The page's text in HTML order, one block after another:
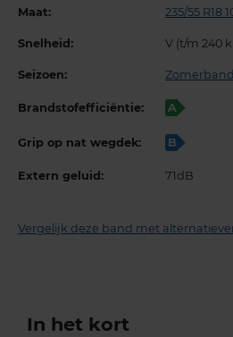
Maat: 235/55 R18
Snelheid: V (t/m 240
Seizoen:
Brandstofefficiëntie: A
Grip op nat wegdek: B
Extern geluid: 71dB
Vergelijk deze band met
In het kort